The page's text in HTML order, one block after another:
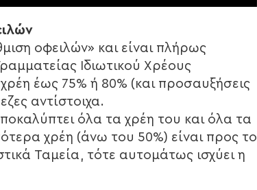
οφειλών» και είναι πλήρως
Ιδιωτικού Χρέους
έως 75% ή 80% (και προσαυξήσεις
αντίστοιχα.
όλα τα χρέη του και όλα τα
χρέη (άνω του 50%) είναι προς το
Ταμεία, τότε αυτομάτως ισχύει η